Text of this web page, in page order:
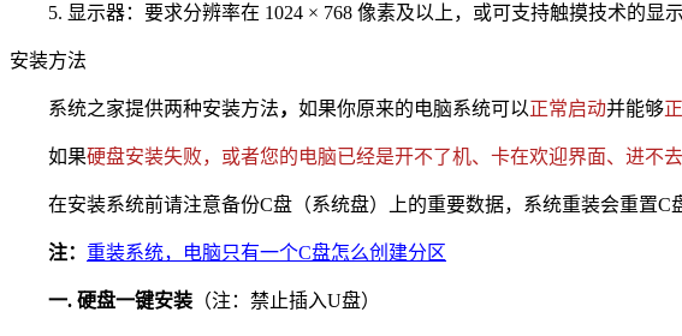
5. 显示器：要求分辨率在 1024 × 768 像素及以上，或可支持触摸技术的显示
安装方法
系统之家提供两种安装方法， 如果你原来的电脑系统可以正常启动并能够
如果硬盘安装失败，或者您的电脑已经是开不了机、卡在欢迎界面、进不
在安装系统前请注意备份C盘（系统盘）上的重要数据，系统重装会重置C
注： 重装系统，电脑只有一个C盘怎么创建分区
一. 硬盘一键安装 （注：禁止插入U盘）